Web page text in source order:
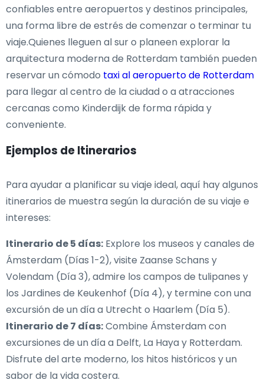
confiables entre aeropuertos y destinos principales,
una forma libre de estrés de comenzar o terminar tu
viaje.Quienes lleguen al sur o planeen explorar la
arquitectura moderna de Rotterdam también pueden
reservar un cómodo taxi al aeropuerto de Rotterdam
para llegar al centro de la ciudad o a atracciones
cercanas como Kinderdijk de forma rápida y
conveniente.
Ejemplos de Itinerarios
Para ayudar a planificar su viaje ideal, aquí hay algunos
itinerarios de muestra según la duración de su viaje e
intereses:
Itinerario de 5 días: Explore los museos y canales de
Ámsterdam (Días 1-2), visite Zaanse Schans y
Volendam (Día 3), admire los campos de tulipanes y
los Jardines de Keukenhof (Día 4), y termine con una
excursión de un día a Utrecht o Haarlem (Día 5).
Itinerario de 7 días:Combine Ámsterdam con
excursiones de un día a Delft, La Haya y Rotterdam.
Disfrute del arte moderno, los hitos históricos y un
sabor de la vida costera.